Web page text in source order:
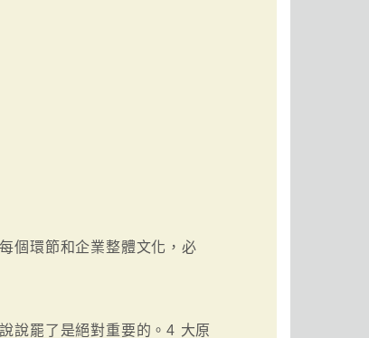
個環節和企業整體文化，必
說罷了是絕對重要的。4 大原